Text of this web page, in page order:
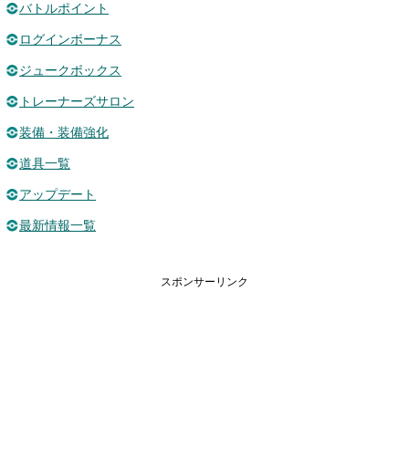
バトルポイント
ログインボーナス
ジュークボックス
トレーナーズサロン
装備・装備強化
道具一覧
アップデート
最新情報一覧
スポンサーリンク